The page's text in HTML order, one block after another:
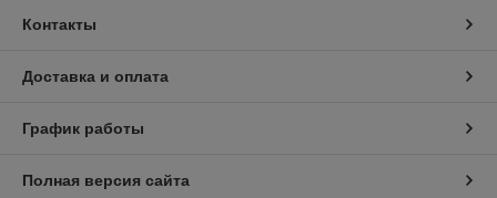
Контакты
Доставка и оплата
График работы
Полная версия сайта